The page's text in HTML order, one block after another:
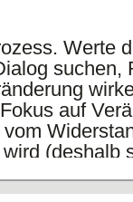
Werte
suchen,
auf
(deshalb